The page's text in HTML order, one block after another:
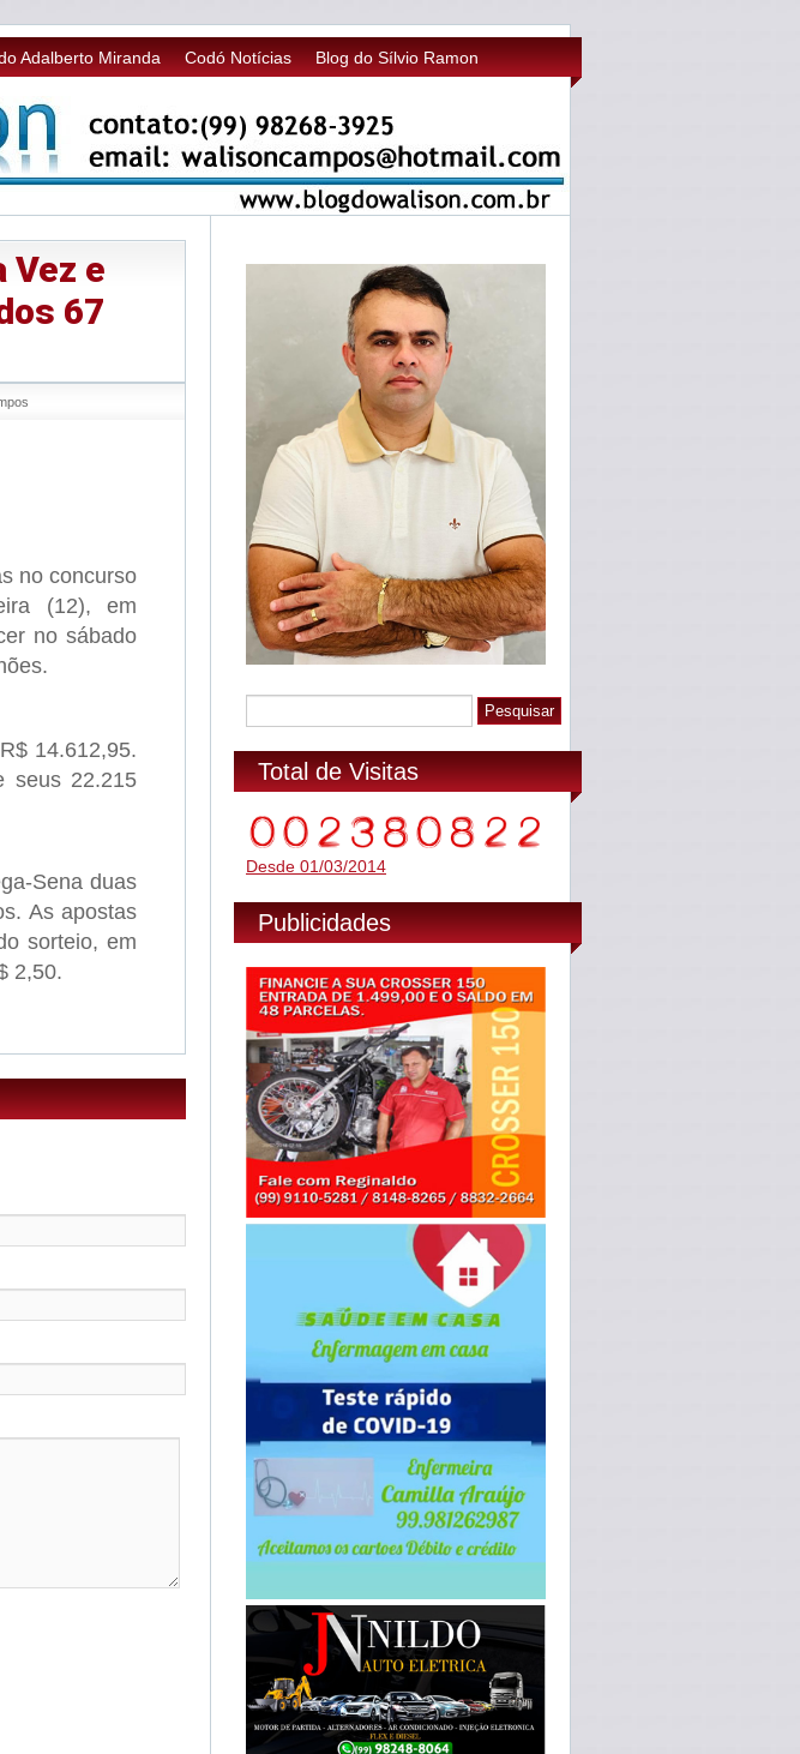
Adalberto Miranda Codó Notícias Blog do Sílvio Ramon
Vez e
67
no concurso
(12), em
no sábado
14.612,95.
seus 22.215
Sena duas
As apostas
sorteio, em
2,50.
Total de Visitas
Desde 01/03/2014
Publicidades